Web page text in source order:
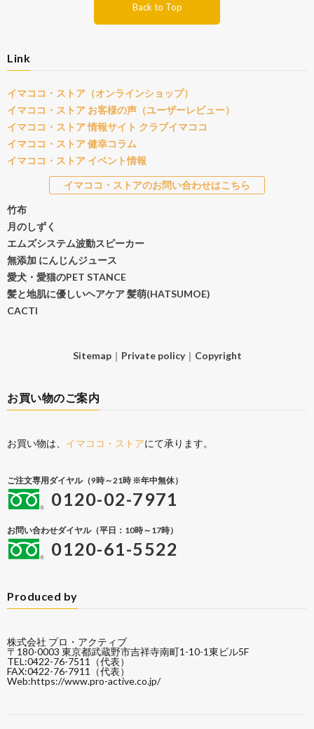
Back to Top
Link
イマココ・ストア（オンラインショップ）
イマココ・ストア お客様の声（ユーザーレビュー）
イマココ・ストア 情報サイト クラブイマココ
イマココ・ストア 健幸コラム
イマココ・ストア イベント情報
イマココ・ストアのお問い合わせはこちら
竹布
月のしずく
エムズシステム波動スピーカー
無添加 にんじんジュース
愛犬・愛猫のPET STANCE
髪と地肌に優しいヘアケア 髪萌(HATSUMOE)
CACTI
Sitemap｜ Private policy｜ Copyright
お買い物のご案内
お買い物は、 イマココ・ストアにて承ります。
ご注文専用ダイヤル（9時～21時 ※年中無休）
0120-02-7971
お問い合わせダイヤル（平日：10時～17時）
0120-61-5522
Produced by
株式会社 プロ・アクティブ
〒180-0003 東京都武蔵野市吉祥寺南町1-10-1東ビル5F
TEL:0422-76-7511（代表）
FAX:0422-76-7911（代表）
Web:https://www.pro-active.co.jp/